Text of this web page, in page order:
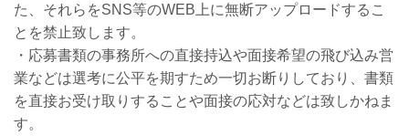
た、それらをSNS等のWEB上に無断アップロードするこ
とを禁止致します。
・応募書類の事務所への直接持込や面接希望の飛び込み営
業などは選考に公平を期すため一切お断りしており、書類
を直接お受け取りすることや面接の応対などは致しかねま
す。